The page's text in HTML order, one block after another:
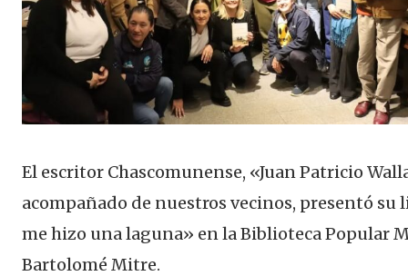
El escritor Chascomunense, «Juan Patricio
acompañado de nuestros vecinos, presentó su
me hizo una laguna» en la Biblioteca Popular
Bartolomé Mitre.